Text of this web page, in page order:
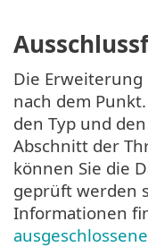
Die Erweiterung
nach dem
den Typ und
Abschnitt der
können Sie die
geprüft werden
Informationen